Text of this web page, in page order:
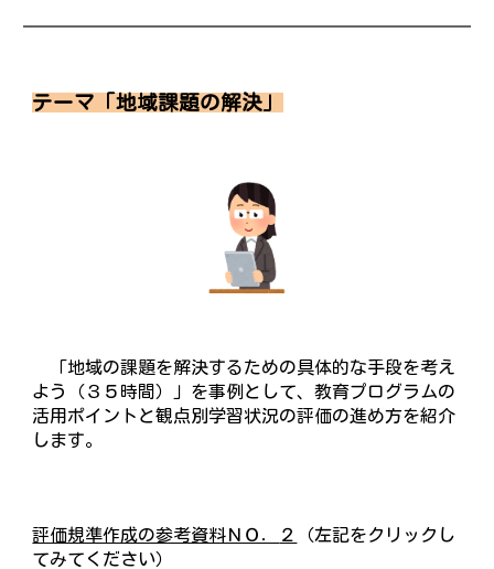
テーマ「地域課題の解決」
「地域の課題を解決するための具体的な手段を考え
よう（３５時間）」を事例として、教育プログラムの
活用ポイントと観点別学習状況の評価の進め方を紹介
します。
評価規準作成の参考資料ＮＯ． ２
（左記をクリックし
てみてください）